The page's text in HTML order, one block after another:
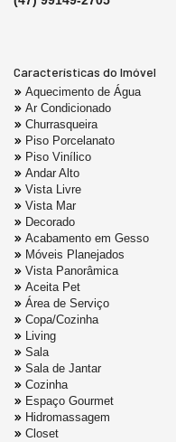
Características do Imóvel
Aquecimento de Água
Ar Condicionado
Churrasqueira
Piso Porcelanato
Piso Vinílico
Andar Alto
Vista Livre
Vista Mar
Decorado
Acabamento em Gesso
Móveis Planejados
Vista Panorâmica
Aceita Pet
Área de Serviço
Copa/Cozinha
Living
Sala
Sala de Jantar
Cozinha
Espaço Gourmet
Hidromassagem
Closet